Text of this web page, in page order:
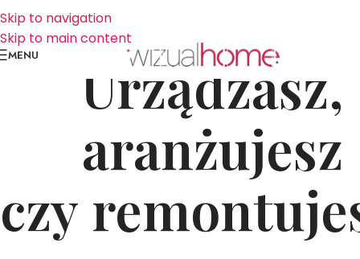
Skip to navigation
Skip to main content
MENU
Urządzasz,
aranżujesz
czy